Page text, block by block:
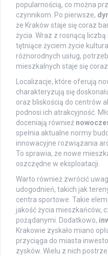
popularnością, co można
czynnikom. Po pierwsze,
że Kraków staje się coraz
życia. Wraz z rosnącą
tętniące życiem życie
różnorodnych usług,
mieszkalnych staje się
Localizacje, które oferują
charakteryzują się
oraz bliskością do centrów
podnosi ich atrakcyjność.
doceniają również
spełnia aktualne normy
innowacyjne rozwiązania
To sprawia, że nowe
oszczędne w eksploatacji.
Warto również zwrócić
udogodnień, takich jak
centra sportowe. Takie
jakość życia mieszkańców,
pożądanymi. Dodatkowo,
Krakowie zyskało miano
przyciąga do miasta
zysków. Wielu z nich